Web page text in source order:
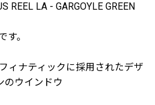
REEL LA - GARGOYLE GREEN
す。
ィナティックに採用されたデザ
のウインドウ